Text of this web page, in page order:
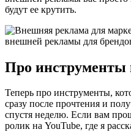
будут ее крутить.
Про
Теперь про инструменты,
сразу после прочтения и
спустя неделю. Если вам
ролик на YouTube, где я